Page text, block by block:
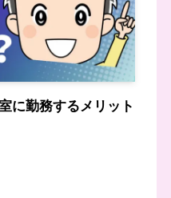
に勤務するメリット